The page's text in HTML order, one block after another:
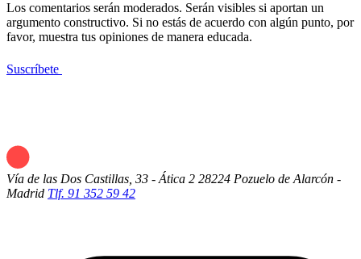
Los comentarios serán moderados. Serán visibles si aportan un
argumento constructivo. Si no estás de acuerdo con algún punto, por
favor, muestra tus opiniones de manera educada.
Suscríbete
Vía de las Dos Castillas, 33 - Ática 2 28224 Pozuelo de Alarcón -
Madrid Tlf. 91 352 59 42